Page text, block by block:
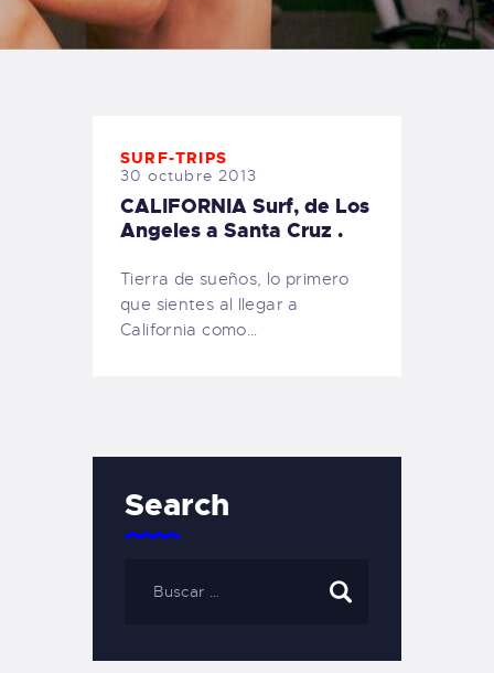
TIENDA FAMILY SURFERS
WEBCAM SALINAS
SURF-TRIPS
30 octubre 2013
CALIFORNIA Surf, de Los
Angeles a Santa Cruz .
Tierra de sueños, lo primero
que sientes al llegar a
California como…
Search